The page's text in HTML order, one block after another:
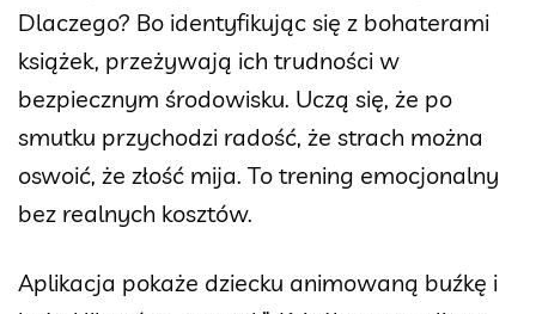
Dlaczego? Bo identyfikując się z bohaterami
książek, przeżywają ich trudności w
bezpiecznym środowisku. Uczą się, że po
smutku przychodzi radość, że strach można
oswoić, że złość mija. To trening emocjonalny
bez realnych kosztów.
Aplikacja pokaże dziecku animowaną buźkę i